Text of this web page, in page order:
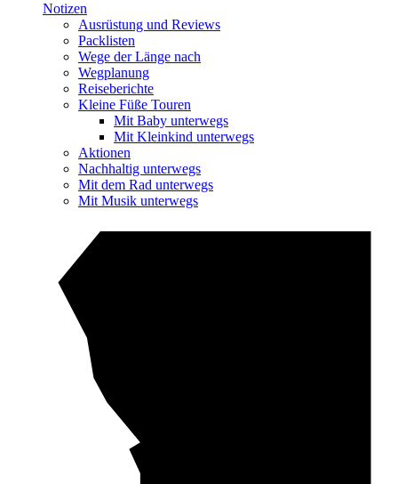
Notizen
Ausrüstung und Reviews
Packlisten
Wege der Länge nach
Wegplanung
Reiseberichte
Kleine Füße Touren
Mit Baby unterwegs
Mit Kleinkind unterwegs
Aktionen
Nachhaltig unterwegs
Mit dem Rad unterwegs
Mit Musik unterwegs